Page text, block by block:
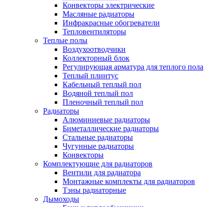
Конвекторы электрические
Масляные радиаторы
Инфракрасные обогреватели
Тепловентиляторы
Теплые полы
Воздухоотводчики
Коллекторный блок
Регулирующая арматура для теплого пола
Теплый плинтус
Кабельный теплый пол
Водяной теплый пол
Пленочный теплый пол
Радиаторы
Алюминиевые радиаторы
Биметаллические радиаторы
Стальные радиаторы
Чугунные радиаторы
Конвекторы
Комплектующие для радиаторов
Вентили для радиатора
Монтажные комплекты для радиаторов
Тэны радиаторные
Дымоходы